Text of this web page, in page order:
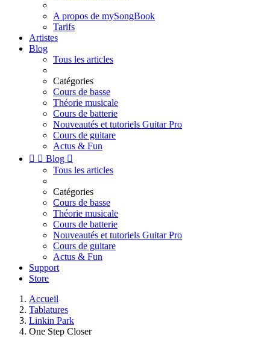
A propos de mySongBook
Tarifs
Artistes
Blog
Tous les articles
Catégories
Cours de basse
Théorie musicale
Cours de batterie
Nouveautés et tutoriels Guitar Pro
Cours de guitare
Actus & Fun
  Blog 
Tous les articles
Catégories
Cours de basse
Théorie musicale
Cours de batterie
Nouveautés et tutoriels Guitar Pro
Cours de guitare
Actus & Fun
Support
Store
Accueil
Tablatures
Linkin Park
One Step Closer